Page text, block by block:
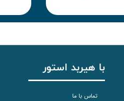
با هیربد استور
تماس با ما